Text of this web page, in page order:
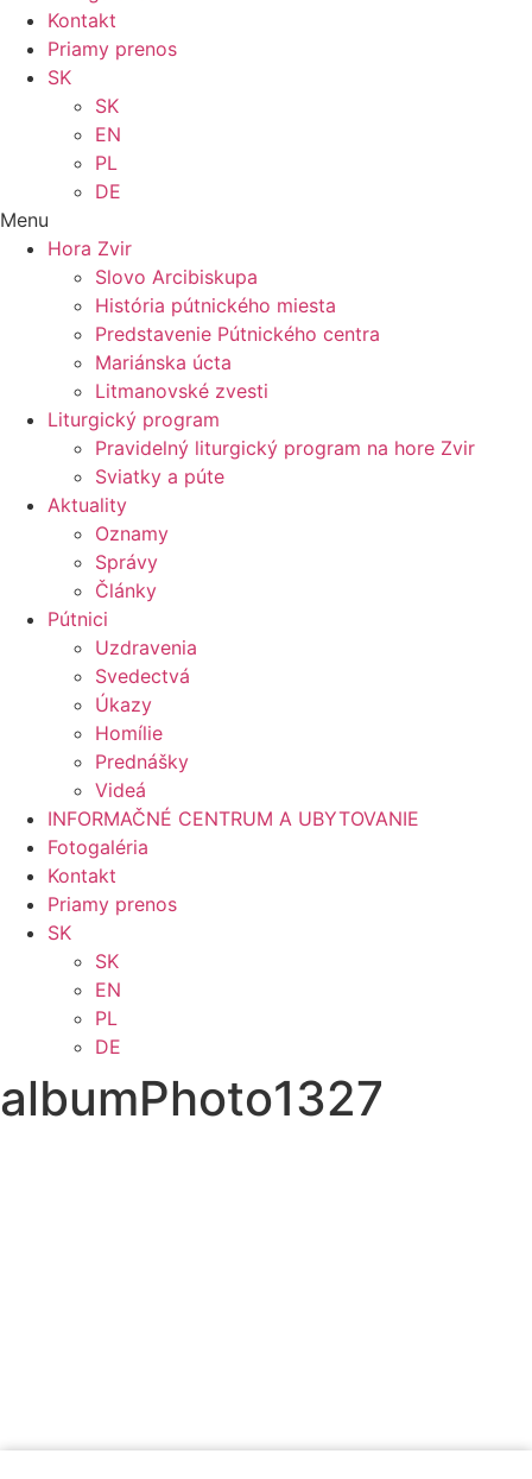
Kontakt
Priamy prenos
SK
SK
EN
PL
DE
Menu
Hora Zvir
Slovo Arcibiskupa
História pútnického miesta
Predstavenie Pútnického centra
Mariánska úcta
Litmanovské zvesti
Liturgický program
Pravidelný liturgický program na hore Zvir
Sviatky a púte
Aktuality
Oznamy
Správy
Články
Pútnici
Uzdravenia
Svedectvá
Úkazy
Homílie
Prednášky
Videá
INFORMAČNÉ CENTRUM A UBYTOVANIE
Fotogaléria
Kontakt
Priamy prenos
SK
SK
EN
PL
DE
albumPhoto1327